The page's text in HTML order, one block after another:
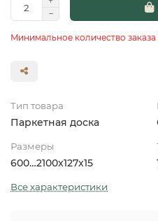
Минимальное количество заказа
Тип товара
Паркетная доска
Размеры
600…2100x127x15
Все характеристики